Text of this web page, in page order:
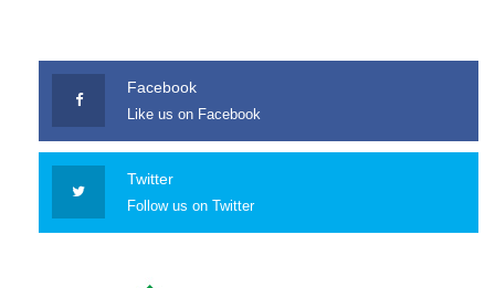
Facebook
Like us on Facebook
Twitter
Follow us on Twitter